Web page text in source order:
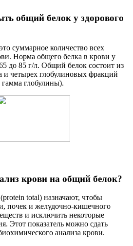
общий белок у здорового
суммарное количество всех
Норма общего белка в крови у
до 85 г/л. Общий белок состоит из
и четырех глобулиновых фракций
гамма глобулины).
крови на общий белок?
total) назначают, чтобы
почек и желудочно-кишечного
и исключить некоторые
Этот показатель можно сдать
анализа крови.